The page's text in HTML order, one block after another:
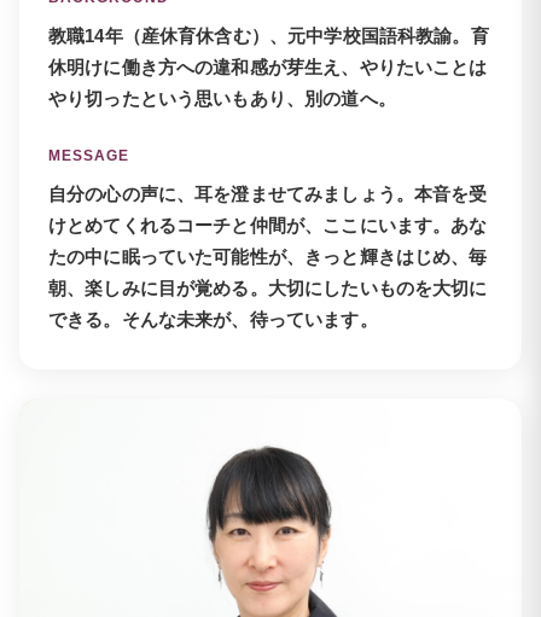
教職14年（産休育休含む）、元中学校国語科教諭。育
休明けに働き方への違和感が芽生え、やりたいことは
やり切ったという思いもあり、別の道へ。
MESSAGE
自分の心の声に、耳を澄ませてみましょう。本音を受
けとめてくれるコーチと仲間が、ここにいます。あな
たの中に眠っていた可能性が、きっと輝きはじめ、毎
朝、楽しみに目が覚める。大切にしたいものを大切に
できる。そんな未来が、待っています。